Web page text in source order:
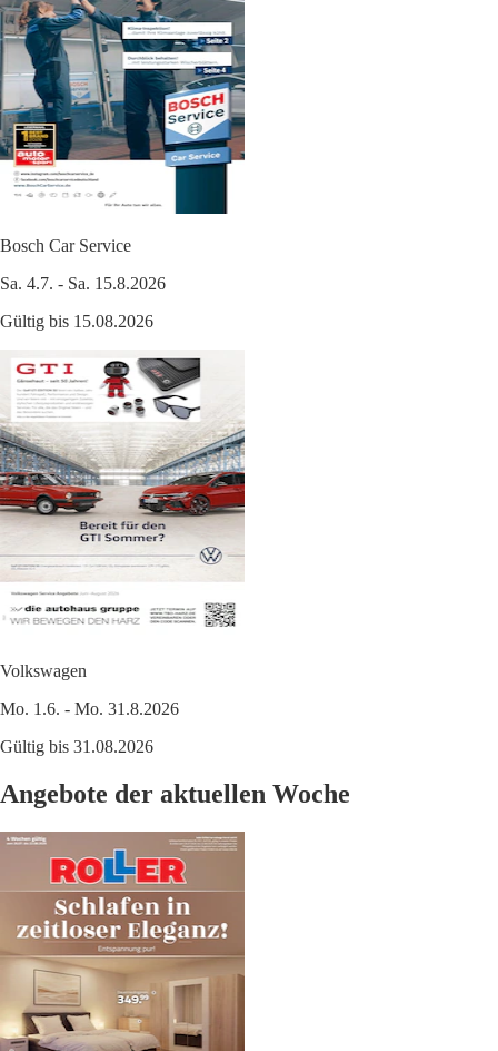
Bosch Car Service
Sa. 4.7. - Sa. 15.8.2026
Gültig bis 15.08.2026
Volkswagen
Mo. 1.6. - Mo. 31.8.2026
Gültig bis 31.08.2026
Angebote der aktuellen Woche